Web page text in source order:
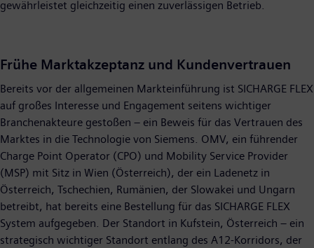
gewährleistet gleichzeitig einen zuverlässigen Betrieb.
Frühe Marktakzeptanz und Kundenvertrauen
Bereits vor der allgemeinen Markteinführung ist SICHARGE FLEX
auf großes Interesse und Engagement seitens wichtiger
Branchenakteure gestoßen – ein Beweis für das Vertrauen des
Marktes in die Technologie von Siemens. OMV, ein führender
Charge Point Operator (CPO) und Mobility Service Provider
(MSP) mit Sitz in Wien (Österreich), der ein Ladenetz in
Österreich, Tschechien, Rumänien, der Slowakei und Ungarn
betreibt, hat bereits eine Bestellung für das SICHARGE FLEX
System aufgegeben. Der Standort in Kufstein, Österreich – ein
strategisch wichtiger Standort entlang des A12-Korridors, der